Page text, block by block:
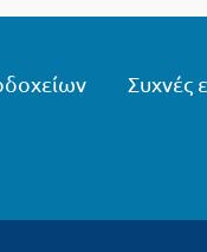
Συχνές